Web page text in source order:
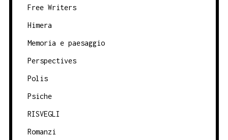
Free Writers
Himera
Memoria e paesaggio
Perspectives
Polis
Psiche
RISVEGLI
Romanzi